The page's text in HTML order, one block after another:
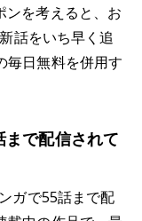
ンを考えると、お
話をいち早く追
毎日無料を併用す
で配信されて
ガで55話まで配